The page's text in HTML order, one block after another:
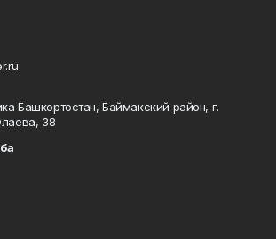
Башкортостан, Баймакский район, г.
38